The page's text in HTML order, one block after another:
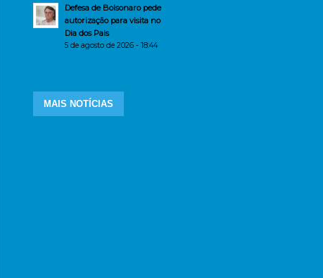
Defesa de Bolsonaro pede
autorização para visita no
Dia dos Pais
5 de agosto de 2026 - 18:44
MAIS NOTÍCIAS